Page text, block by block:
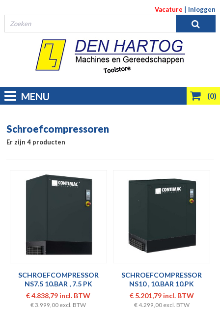
Vacature Inloggen
(0)
MENU
Schroefcompressoren
Er zijn 4 producten
SCHROEFCOMPRESSOR
NS7.5 10.BAR , 7.5 PK
€ 4.838,79 incl. BTW
€ 3.999,00 excl. BTW
SCHROEFCOMPRESSOR
NS10 , 10.BAR 10.PK
€ 5.201,79 incl. BTW
€ 4.299,00 excl. BTW